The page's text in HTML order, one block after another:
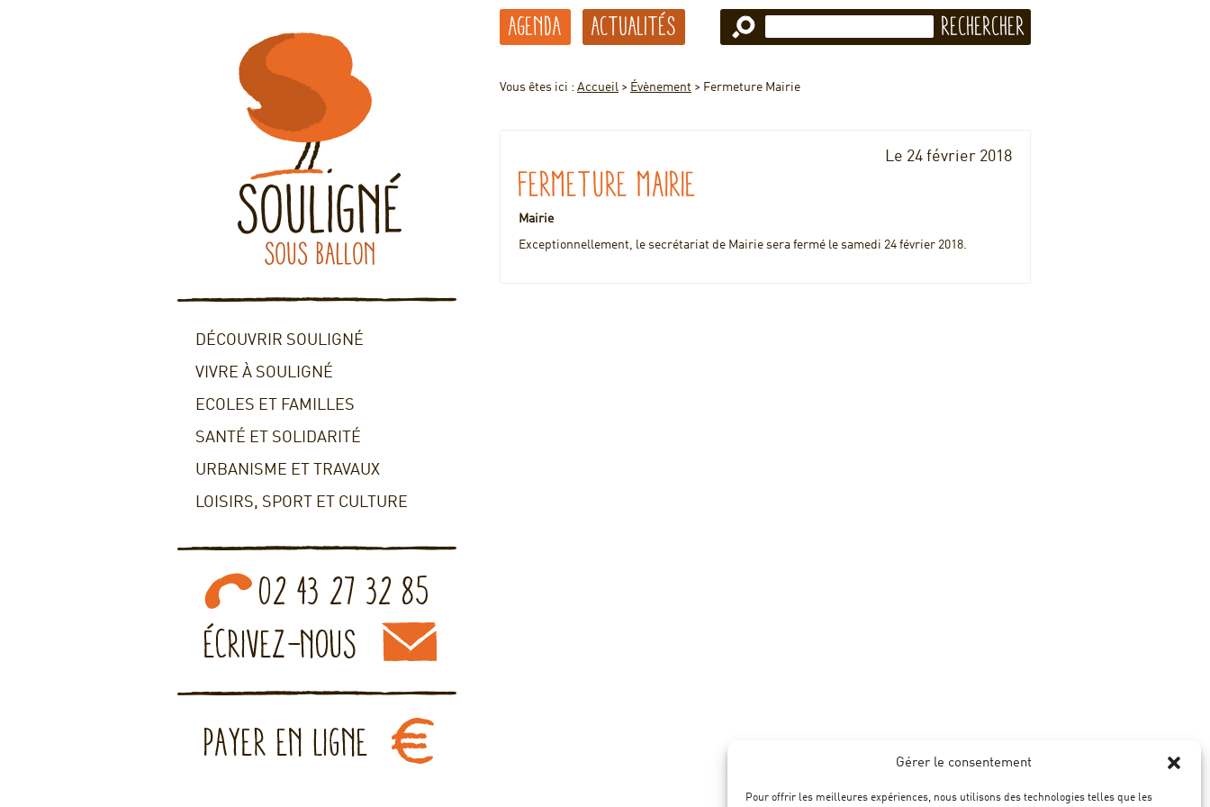
Gérer le consentement
Pour offrir les meilleures expériences, nous utilisons des technologies telles que les
DÉCOUVRIR SOULIGNÉ
VIVRE À SOULIGNÉ
ECOLES ET FAMILLES
SANTÉ ET SOLIDARITÉ
URBANISME ET TRAVAUX
LOISIRS, SPORT ET CULTURE
Agenda Actualités
Vous êtes ici : Accueil > Évènement > Fermeture Mairie
Le 24 février 2018
Fermeture Mairie
Mairie
Exceptionnellement, le secrétariat de Mairie sera fermé le samedi 24 février 2018.